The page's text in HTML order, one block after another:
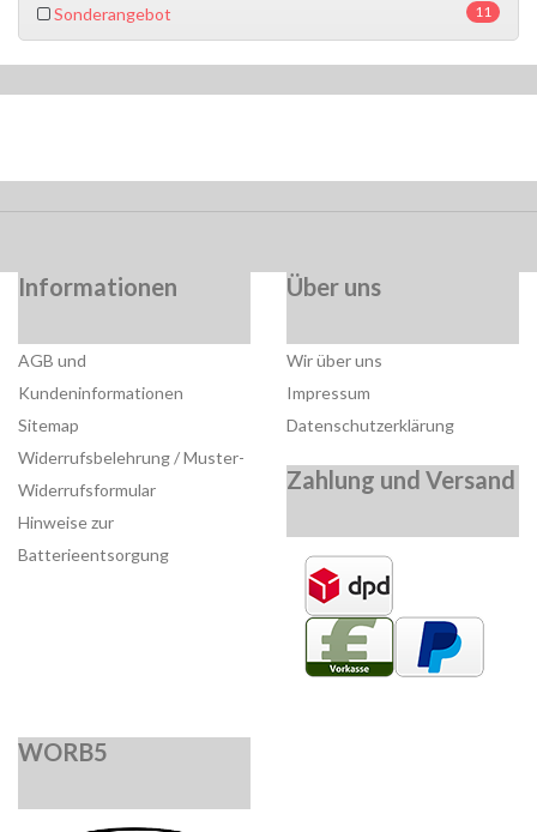
11
Sonderangebot
Informationen
AGB und
Kundeninformationen
Sitemap
Widerrufsbelehrung / Muster-
Widerrufsformular
Hinweise zur
Batterieentsorgung
Über uns
Wir über uns
Impressum
Datenschutzerklärung
Zahlung und Versand
WORB5